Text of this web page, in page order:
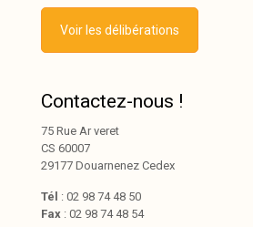
Voir les délibérations
Contactez-nous !
75 Rue Ar veret
CS 60007
29177 Douarnenez Cedex
Tél : 02 98 74 48 50
Fax : 02 98 74 48 54